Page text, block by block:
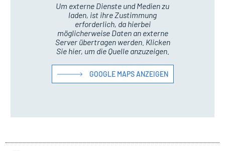
Um externe Dienste und Medien zu
laden, ist ihre Zustimmung
erforderlich, da hierbei
möglicherweise Daten an externe
Server übertragen werden. Klicken
Sie hier, um die Quelle anzuzeigen.
GOOGLE MAPS ANZEIGEN